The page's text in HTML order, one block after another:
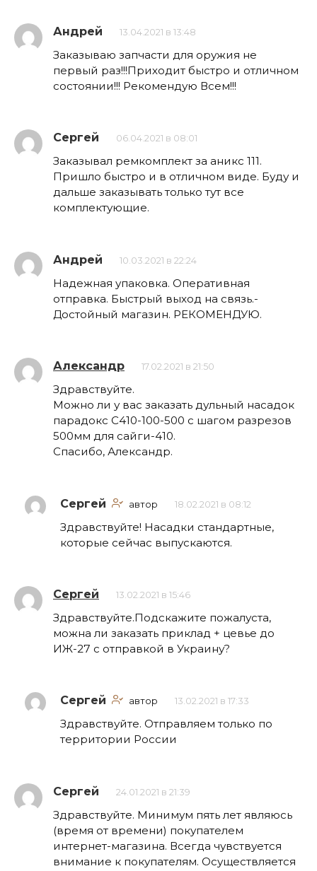
Андрей 13.04.2021 в 13:48
Заказываю запчасти для оружия не
первый раз!!!Приходит быстро и отличном
состоянии!!! Рекомендую Всем!!!
Сергей 06.04.2021 в 08:01
Заказывал ремкомплект за аникс 111.
Пришло быстро и в отличном виде. Буду и
дальше заказывать только тут все
комплектующие.
Андрей 10.03.2021 в 22:24
Надежная упаковка. Оперативная
отправка. Быстрый выход на связь.-
Достойный магазин. РЕКОМЕНДУЮ.
Александр 17.02.2021 в 21:50
Здравствуйте.
Можно ли у вас заказать дульный насадок
парадокс С410-100-500 с шагом разрезов
500мм для сайги-410.
Спасибо, Александр.
Сергей автор 18.02.2021 в 08:12
Здравствуйте! Насадки стандартные,
которые сейчас выпускаются.
Сергей 13.02.2021 в 15:46
Здравствуйте.Подскажите пожалуста,
можна ли заказать приклад + цевье до
ИЖ-27 с отправкой в Украину?
Сергей автор 13.02.2021 в 17:33
Здравствуйте. Отправляем только по
территории России
Сергей 24.01.2021 в 21:39
Здравствуйте. Минимум пять лет являюсь
(время от времени) покупателем
интернет-магазина. Всегда чувствуется
внимание к покупателям. Осуществляется